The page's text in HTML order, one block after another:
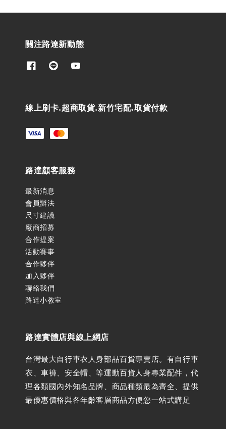
關注路達新動態
線上刷卡.超商取貨.新竹宅配.取貨付款
路達顧客服務
最新消息
會員辦法
尺寸建議
廠商招募
合作提案
活動賽事
合作夥伴
加入夥伴
聯絡我們
路達小教室
路達實體店與線上網店
台灣最大自行車衣人身部品百貨專賣店。有自行車
衣、車褲、安全帽、等運動百貨人身專業配件，代
理各類國內外知名品牌、商品種類最為齊全、提供
最優惠價格與各年齡客層商品方便您一站式購足